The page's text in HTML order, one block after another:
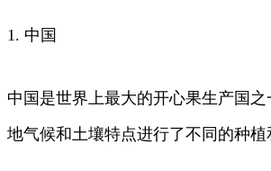
1. 中国
中国是世界上最大的开心果生产国
地气候和土壤特点进行了不同的种